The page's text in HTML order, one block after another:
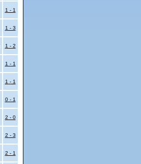
1 - 1
1 - 3
1 - 2
1 - 1
1 - 1
0 - 1
2 - 0
2 - 3
2 - 1